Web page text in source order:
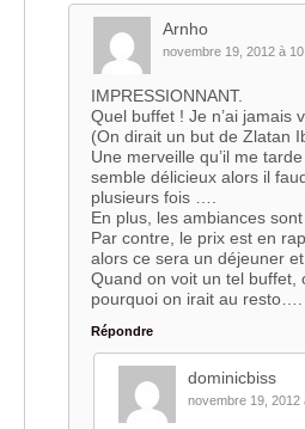
Arnho
novembre 19, 2012 à
IMPRESSIONNANT.
Quel buffet ! Je n’ai jamais
(On dirait un but de Zlatan
Une merveille qu’il me
semble délicieux alors il
plusieurs fois ….
En plus, les ambiances sont
Par contre, le prix est en
alors ce sera un déjeuner
Quand on voit un tel buffet,
pourquoi on irait au resto….
Répondre
dominicbiss
novembre 19, 2012